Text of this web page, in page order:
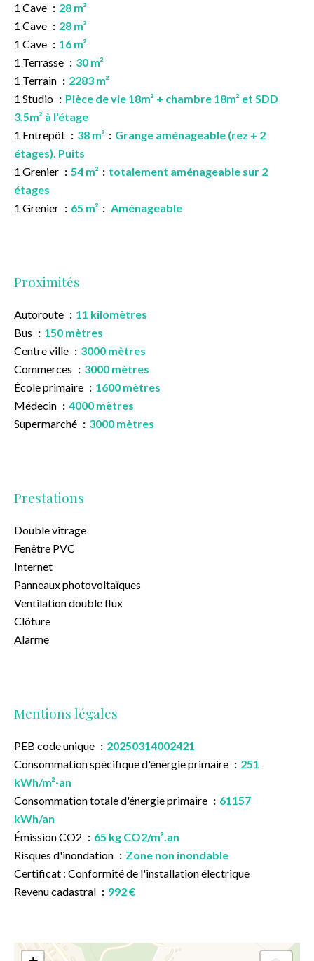
1 Cave
28 m²
1 Cave
28 m²
1 Cave
16 m²
1 Terrasse
30 m²
1 Terrain
2283 m²
1 Studio
Pièce de vie 18m² + chambre 18m² et SDD
3.5m² à l'étage
1 Entrepôt
38 m²
Grange aménageable (rez + 2
étages). Puits
1 Grenier
54 m²
totalement aménageable sur 2
étages
1 Grenier
65 m² Aménageable
Proximités
Autoroute
11 kilomètres
Bus
150 mètres
Centre ville
3000 mètres
Commerces
3000 mètres
École primaire
1600 mètres
Médecin
4000 mètres
Supermarché
3000 mètres
Prestations
Double vitrage
Fenêtre PVC
Internet
Panneaux photovoltaïques
Ventilation double flux
Clôture
Alarme
Mentions légales
PEB code unique
20250314002421
Consommation spécifique d'énergie primaire
251
kWh/m²·an
Consommation totale d'énergie primaire
61157
kWh/an
Émission CO2
65 kg CO2/m².an
Risques d'inondation
Zone non inondable
Certificat : Conformité de l'installation électrique
Revenu cadastral
992 €